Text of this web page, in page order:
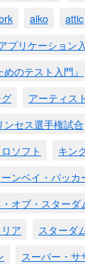
aiko attic
プリケーション
のテスト入門』
アーティス
セス選手権試合
ソフト キン
ンベイ・パッカ
オブ・スターダ
ア スターダ
スーパー・サ